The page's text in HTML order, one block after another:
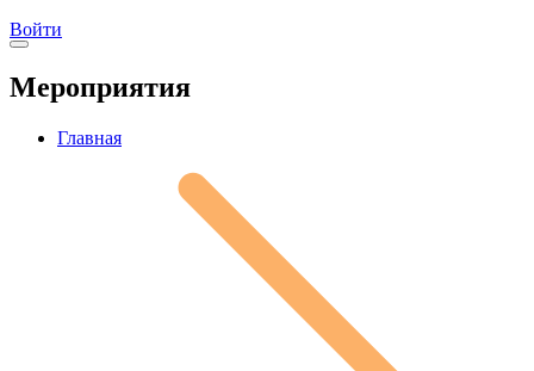
Войти
Мероприятия
Главная